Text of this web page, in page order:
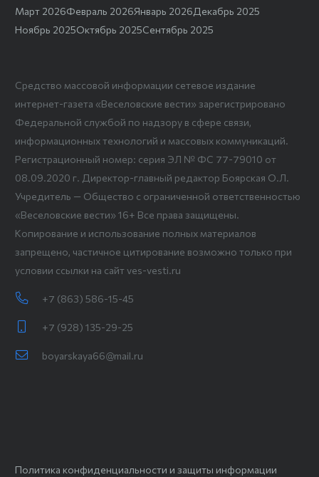
Март 2026Февраль 2026Январь 2026Декабрь 2025
Ноябрь 2025Октябрь 2025Сентябрь 2025
Средство массовой информации сетевое издание
интернет-газета «Веселовские вести» зарегистрировано
Федеральной службой по надзору в сфере связи,
информационных технологий и массовых коммуникаций.
Регистрационный номер: серия ЭЛ № ФС 77-79010 от
08.09.2020 г. Директор-главный редактор Боярская О.Л.
Учредитель — Общество с ограниченной ответственностью
«Веселовские вести» 16+ Все права защищены.
Копирование и использование полных материалов
запрещено, частичное цитирование возможно только при
условии ссылки на сайт ves-vesti.ru
+7 (863) 586-15-45
+7 (928) 135-29-25
boyarskaya66@mail.ru
Политика конфиденциальности и защиты информации